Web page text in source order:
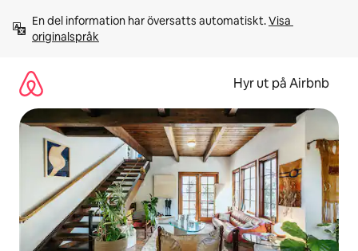
innehåll
En del information har översatts automatiskt. Visa
originalspråk
Hyr ut på Airbnb